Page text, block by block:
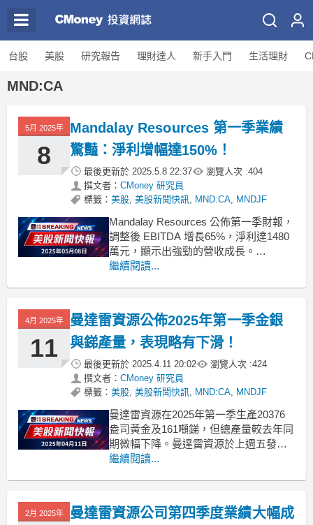
台股 美股 研究報告 理財達人 新手入門 生活理財
MND:CA
5月 2025年
8
Mandalay Resources 第一季業績
驚豔：淨利增幅達150%！
最後更新於 2025.5.8 22:37 瀏覽人次 :404
撰文者： CMoney 研究員
標籤： 美股, 美股新聞快訊, MND:CA, MNDJF
Mandalay Resources 公佈第一季財報，
調整後 EBITDA 增長65%，淨利達1480
萬元，顯示出強勁的營收成長。
Mandalay Resources 最新發布的第一季
元，比去年同期增加了65%。這一
繼續閱讀...
4月 2025年
11
曼達雷資源公佈2025年第一季金銀
與銻產量，表現略有下滑！
最後更新於 2025.4.11 20:02 瀏覽人次 :424
撰文者： CMoney 研究員
標籤： 美股, 美股新聞快訊, MND:CA, MNDJF
曼達雷資源在2025年第一季生產20376
盎司黃金及161噸銻，但總產量較去年同
期微幅下降。曼達雷資源於上週五發布
了2025年第一季的生產報告，顯示該公
去年的同一季度其產量為22346盎司黃金
和404噸銻，顯示出輕微的
繼續閱讀...
2月 2025年
曼達雷資源公司第四季度業績大幅成